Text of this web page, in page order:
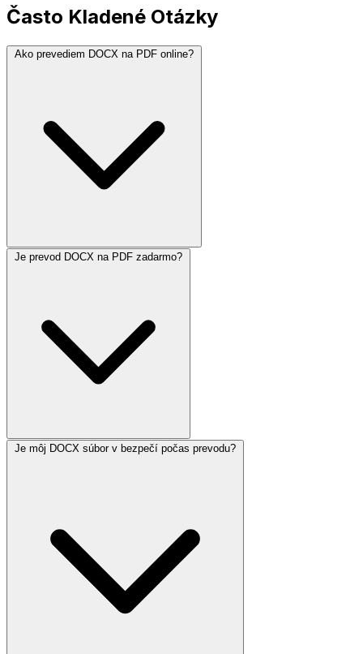
Často Kladené Otázky
Ako prevediem DOCX na PDF online?
Je prevod DOCX na PDF zadarmo?
Je môj DOCX súbor v bezpečí počas prevodu?